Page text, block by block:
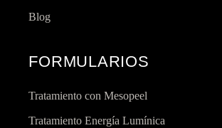
Blog
FORMULARIOS
Tratamiento con Mesopeel
Tratamiento Energía Lumínica